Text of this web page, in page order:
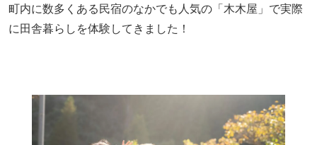
町内に数多くある民宿のなかでも人気の「木木屋」で実際
に田舎暮らしを体験してきました！